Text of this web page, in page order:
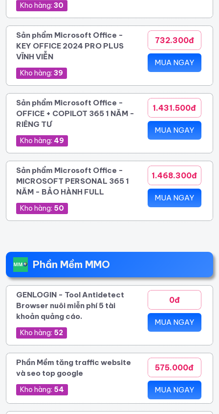
Kho hàng: 30
Sản phẩm Microsoft Office -
KEY OFFICE 2024 PRO PLUS
VĨNH VIỄN
Kho hàng: 39
732.300đ
MUA NGAY
Sản phẩm Microsoft Office -
OFFICE + COPILOT 365 1 NĂM -
RIÊNG TƯ
Kho hàng: 49
1.431.500đ
MUA NGAY
Sản phẩm Microsoft Office -
MICROSOFT PERSONAL 365 1
NĂM - BẢO HÀNH FULL
Kho hàng: 50
1.468.300đ
MUA NGAY
Phần Mềm MMO
GENLOGIN - Tool Antidetect
Browser nuôi miễn phí 5 tài
khoản quảng cáo.
Kho hàng: 52
0đ
MUA NGAY
Phần Mềm tăng traffic website
và seo top google
Kho hàng: 54
575.000đ
MUA NGAY